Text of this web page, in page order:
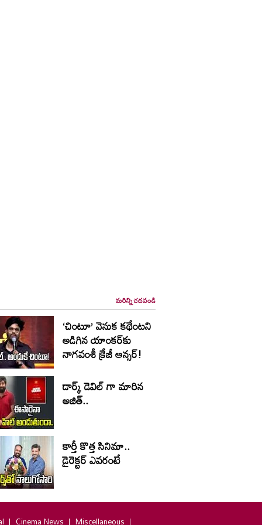
మరిన్ని చదవండి
‘చింటూ’ వెనుక కథేంటని
అడిగిన యాంకర్‌కు
నాగవంశీ క్రేజీ ఆన్సర్!
డార్క్ డెవిల్ గా మారిన
అజిత్..
కార్తీ కొత్త సినిమా..
డైరెక్టర్ ఎవరంటే
Cinema News Miscellaneous